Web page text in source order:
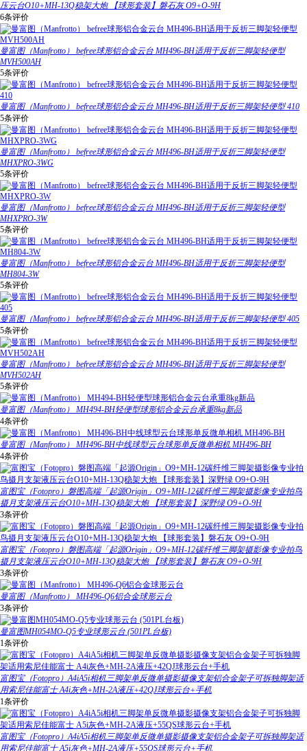
压云台O10+MH-13Q稳架大炮 【球形套装】磐石灰 O9+O-9H
6条评价
曼富图（Manfrotto） befree球形铝合金云台 MH496-BH适用于反折三脚架轻便型
MVH500AH
5条评价
曼富图（Manfrotto） befree球形铝合金云台 MH496-BH适用于反折三脚架轻便型 410
5条评价
曼富图（Manfrotto） befree球形铝合金云台 MH496-BH适用于反折三脚架轻便型
MHXPRO-3WG
5条评价
曼富图（Manfrotto） befree球形铝合金云台 MH496-BH适用于反折三脚架轻便型
MHXPRO-3W
5条评价
曼富图（Manfrotto） befree球形铝合金云台 MH496-BH适用于反折三脚架轻便型
MH804-3W
5条评价
曼富图（Manfrotto） befree球形铝合金云台 MH496-BH适用于反折三脚架轻便型 405
5条评价
曼富图（Manfrotto） befree球形铝合金云台 MH496-BH适用于反折三脚架轻便型
MVH502AH
5条评价
曼富图（Manfrotto） MH494-BH轻便型球形铝合金云台承重8kg新品
4条评价
曼富图（Manfrotto） MH496-BH中线球型云台球形单反微单相机 MH496-BH
4条评价
富图宝（Fotopro）磐图高端「起源Origin」O9+MH-12碳纤维三脚架摄影像专业拍鸟
摄月支架液压云台O10+MH-13Q稳架大炮 【球形套装】深野绿 O9+O-9H
3条评价
富图宝（Fotopro）磐图高端「起源Origin」O9+MH-12碳纤维三脚架摄影像专业拍鸟
摄月支架液压云台O10+MH-13Q稳架大炮 【球形套装】磐石灰 O9+O-9H
3条评价
曼富图（Manfrotto） MH496-Q6铝合金球形云台
3条评价
曼富图MH054MO-Q5专业球形云台 (501PL台板)
1条评价
富图宝（Fotopro）A4iA5i相机三脚架单反微单摄影摄像支架铝合金架子可拆独脚架适
用索尼佳能富士 A4i灰色+MH-2A液压+42QJ球形云台+手机
1条评价
富图宝（Fotopro）A4iA5i相机三脚架单反微单摄影摄像支架铝合金架子可拆独脚架适
用索尼佳能富士 A5i灰色+MH-2A液压+55QS球形云台+手机